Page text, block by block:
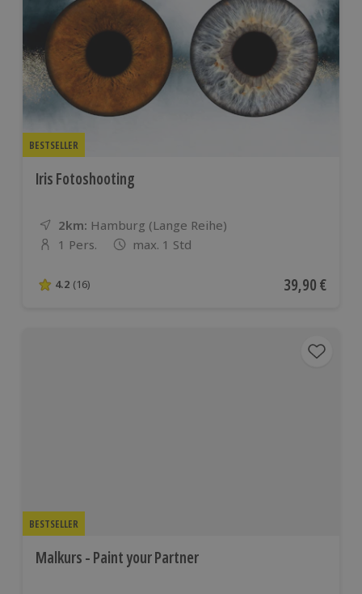
BESTSELLER
Iris Fotoshooting
2km: Entfernung
Standort
Hamburg (Lange Reihe)
Anzahl der Teilnehmer
1 Pers. max. 1 Std
4.2 von 5 Sternen basierend auf 16 Bewertungen
4.2 (16) Aktueller
39,90 €
BESTSELLER
Malkurs - Paint your Partner